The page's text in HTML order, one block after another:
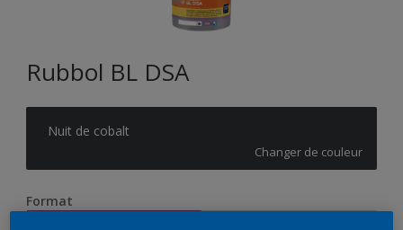
Rubbol BL DSA
Nuit de cobalt
Changer de couleur
Format